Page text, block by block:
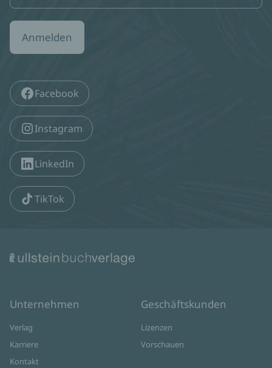
Anmelden
Facebook
Instagram
LinkedIn
TikTok
Unternehmen
Verlag
Karriere
Kontakt
Geschäftskunden
Lizenzen
Vorschauen